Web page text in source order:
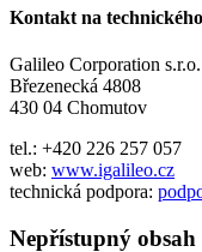
Kontakt na
Galileo Corporation s.r.o.
Březenecká 4808
430 04 Chomutov
tel.: +420 226 257 057
web: www.igalileo.cz
technická podpora:
Nepřístupný obsah